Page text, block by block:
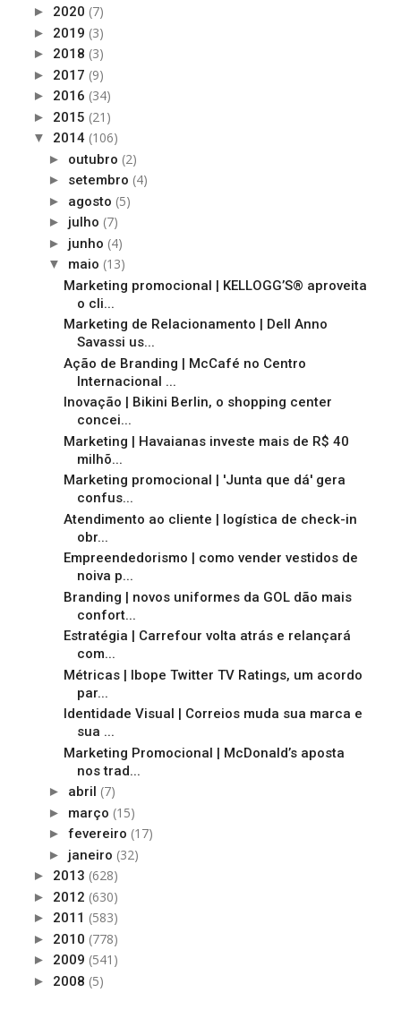
► 2020 (7)
► 2019 (3)
► 2018 (3)
► 2017 (9)
► 2016 (34)
► 2015 (21)
▼ 2014 (106)
► outubro (2)
► setembro (4)
► agosto (5)
► julho (7)
► junho (4)
▼ maio (13)
Marketing promocional | KELLOGG’S® aproveita
o cli...
Marketing de Relacionamento | Dell Anno
Savassi us...
Ação de Branding | McCafé no Centro
Internacional ...
Inovação | Bikini Berlin, o shopping center
concei...
Marketing | Havaianas investe mais de R$ 40
milhõ...
Marketing promocional | 'Junta que dá' gera
confus...
Atendimento ao cliente | logística de check-in
obr...
Empreendedorismo | como vender vestidos de
noiva p...
Branding | novos uniformes da GOL dão mais
confort...
Estratégia | Carrefour volta atrás e relançará
com...
Métricas | Ibope Twitter TV Ratings, um acordo
par...
Identidade Visual | Correios muda sua marca e
sua ...
Marketing Promocional | McDonald’s aposta
nos trad...
► abril (7)
► março (15)
► fevereiro (17)
► janeiro (32)
► 2013 (628)
► 2012 (630)
► 2011 (583)
► 2010 (778)
► 2009 (541)
► 2008 (5)